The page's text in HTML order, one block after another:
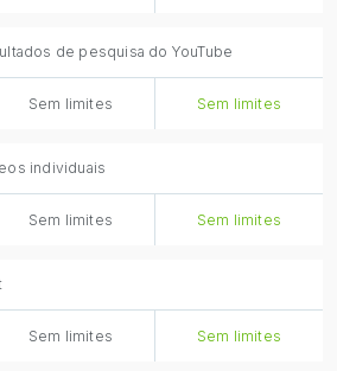
de pesquisa do YouTube
Sem limites Sem limites
individuais
Sem limites Sem limites
Sem limites Sem limites